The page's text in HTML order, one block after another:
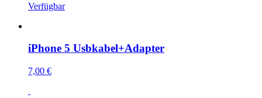
Verfügbar
iPhone 5 Usbkabel+Adapter
7,00 €